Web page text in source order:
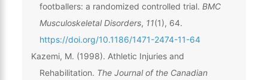
footballers: a randomized controlled trial. BMC
Musculoskeletal Disorders, 11(1), 64.
https://doi.org/10.1186/1471-2474-11-64
Kazemi, M. (1998). Athletic Injuries and
Rehabilitation. The Journal of the Canadian